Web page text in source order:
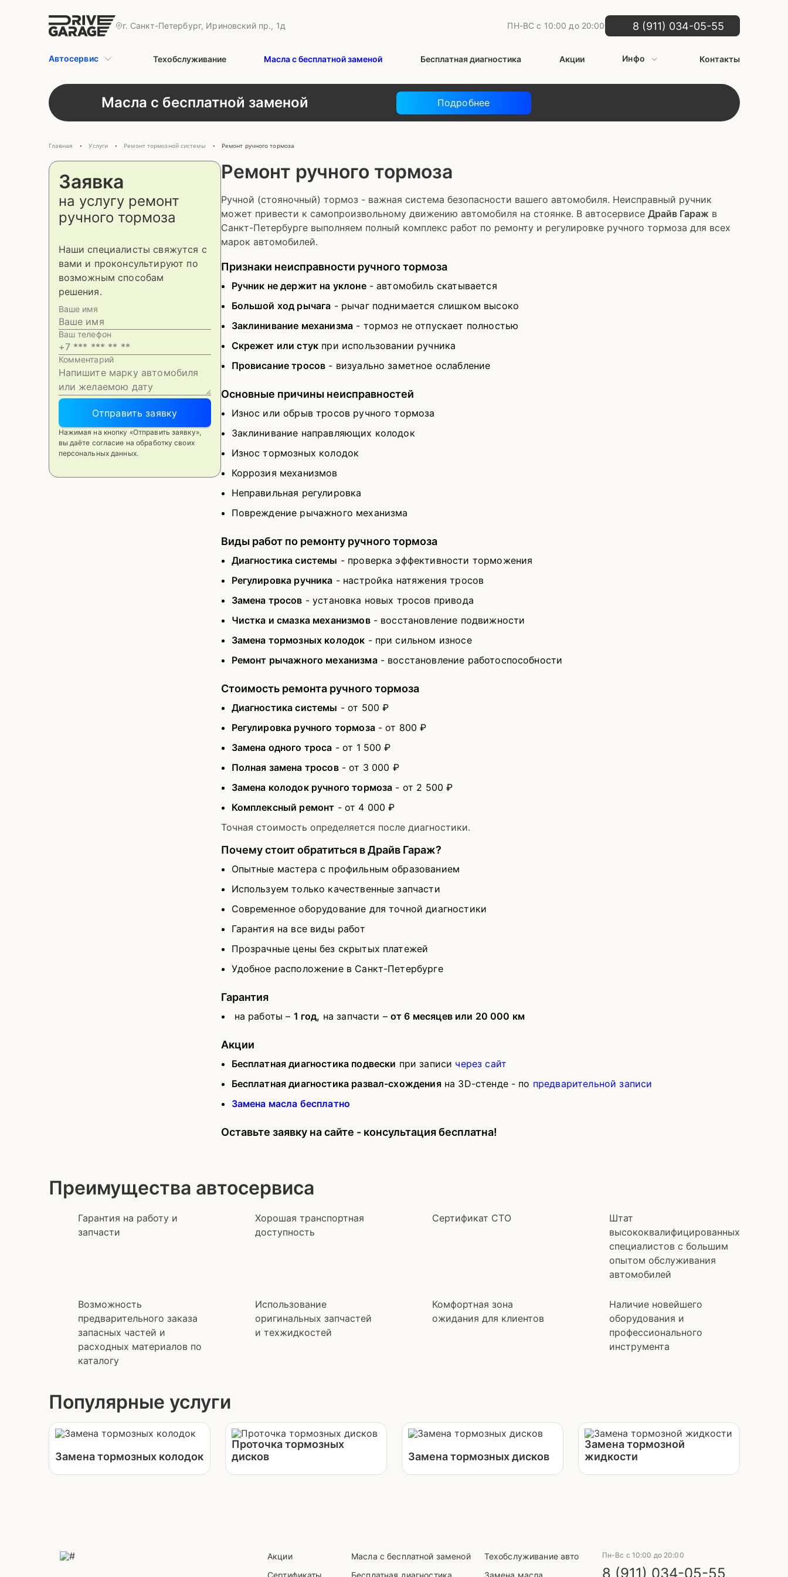
г. Санкт-Петербург, Ириновский пр., 1д ПН-ВС с 10:00 до 20:00 8 (911) 034-05-55
Автосервис Техобслуживание Масла с бесплатной заменой Бесплатная диагностика Акции Инфо Контакты
Масла с бесплатной заменой Подробнее
Главная • Услуги • Ремонт тормозной системы • Ремонт ручного тормоза
Заявка
на услугу ремонт
ручного тормоза
Наши специалисты свяжутся с
вами и проконсультируют по
возможным способам
решения.
Ваше имя
Ваш телефон
Комментарий
Отправить заявку
Нажимая на кнопку «Отправить заявку»,
вы даёте согласие на обработку своих
персональных данных.
Ремонт ручного тормоза
Ручной (стояночный) тормоз - важная система безопасности вашего автомобиля. Неисправный ручник
может привести к самопроизвольному движению автомобиля на стоянке. В автосервисе Драйв Гараж в
Санкт-Петербурге выполняем полный комплекс работ по ремонту и регулировке ручного тормоза для всех
марок автомобилей.
Признаки неисправности ручного тормоза
Ручник не держит на уклоне- автомобиль скатывается
Большой ход рычага - рычаг поднимается слишком высоко
Заклинивание механизма - тормоз не отпускает полностью
Скрежет или стук при использовании ручника
Провисание тросов - визуально заметное ослабление
Основные причины неисправностей
Износ или обрыв тросов ручного тормоза
Заклинивание направляющих колодок
Износ тормозных колодок
Коррозия механизмов
Неправильная регулировка
Повреждение рычажного механизма
Виды работ по ремонту ручного тормоза
Диагностика системы - проверка эффективности торможения
Регулировка ручника - настройка натяжения тросов
Замена тросов - установка новых тросов привода
Чистка и смазка механизмов- восстановление подвижности
Замена тормозных колодок - при сильном износе
Ремонт рычажного механизма- восстановление работоспособности
Стоимость ремонта ручного тормоза
Диагностика системы - от 500 ₽
Регулировка ручного тормоза- от 800 ₽
Замена одного троса - от 1 500 ₽
Полная замена тросов- от 3 000 ₽
Замена колодок ручного тормоза - от 2 500 ₽
Комплексный ремонт - от 4 000 ₽
Точная стоимость определяется после диагностики.
Почему стоит обратиться в Драйв Гараж?
Опытные мастера с профильным образованием
Используем только качественные запчасти
Современное оборудование для точной диагностики
Гарантия на все виды работ
Прозрачные цены без скрытых платежей
Удобное расположение в Санкт-Петербурге
Гарантия
на работы – 1 год, на запчасти – от 6 месяцев или 20 000 км
Акции
Бесплатная диагностика подвески при записи через сайт
Бесплатная диагностика развал-схожденияна 3D-стенде - по предварительной записи
Замена масла бесплатно
Оставьте заявку на сайте - консультация бесплатна!
Преимущества автосервиса
Гарантия на работу и
запчасти
Хорошая транспортная
доступность
Сертификат СТО
Штат
высококвалифицированных
специалистов с большим
опытом обслуживания
автомобилей
Возможность
предварительного заказа
запасных частей и
расходных материалов по
каталогу
Использование
оригинальных запчастей
и техжидкостей
Комфортная зона
ожидания для клиентов
Наличие новейшего
оборудования и
профессионального
инструмента
Популярные услуги
Замена тормозных колодок
Проточка тормозных
дисков
Замена тормозных дисков
Замена тормозной
жидкости
Акции
Сертификаты
Масла с бесплатной заменой
Бесплатная диагностика
Техобслуживание авто
Замена масла
Пн-Вс с 10:00 до 20:00
8 (911) 034-05-55